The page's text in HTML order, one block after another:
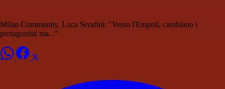
Milan Community, Luca Serafini: "Verso l'Empoli, cambiano i
protagonisti ma..."